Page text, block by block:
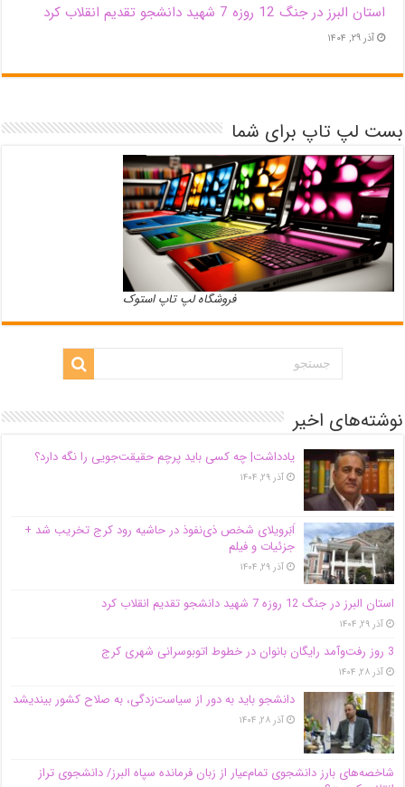
استان البرز در جنگ 12 روزه 7 شهید دانشجو تقدیم انقلاب کرد
آذر ۲۹, ۱۴۰۴
بست لپ تاپ برای شما
فروشگاه لپ تاپ استوک
نوشته‌های اخیر
یادداشت| ‌چه کسی باید پرچم حقیقت‌جویی را نگه دارد؟
آذر ۲۹, ۱۴۰۴
اَبَر‌ویلای شخص ذی‌نفوذ در حاشیه‌ رود کرج تخریب شد +
جزئیات و فیلم
آذر ۲۹, ۱۴۰۴
استان البرز در جنگ 12 روزه 7 شهید دانشجو تقدیم انقلاب کرد
آذر ۲۹, ۱۴۰۴
3 روز رفت‌وآمد رایگان بانوان در خطوط اتوبوسرانی شهری کرج
آذر ۲۸, ۱۴۰۴
دانشجو باید به دور از سیاست‌زدگی، به صلاح کشور بیندیشد
آذر ۲۸, ۱۴۰۴
شاخصه‌های بارز دانشجوی تمام‌عیار از زبان فرمانده سپاه البرز/ دانشجوی تراز